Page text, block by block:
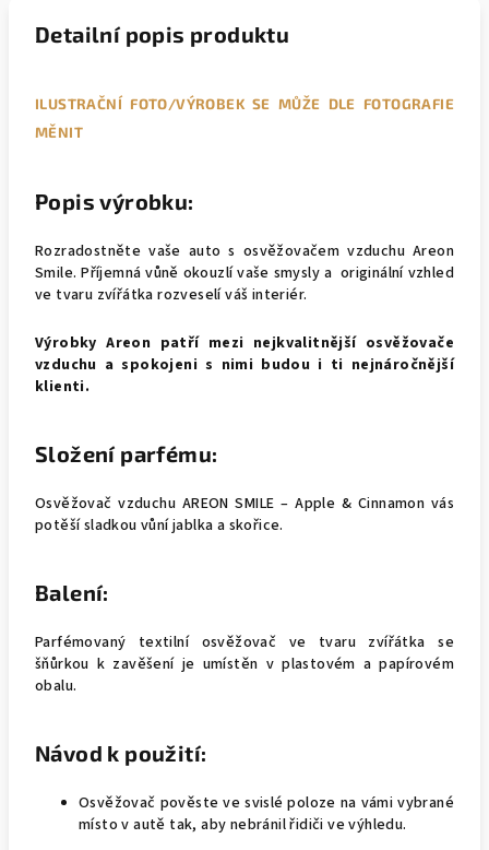
Detailní popis produktu
ILUSTRAČNÍ FOTO/VÝROBEK SE MŮŽE DLE FOTOGRAFIE
MĚNIT
Popis výrobku:
Rozradostněte vaše auto s osvěžovačem vzduchu Areon
Smile. Příjemná vůně okouzlí vaše smysly a originální vzhled
ve tvaru zvířátka rozveselí váš interiér.
Výrobky Areon patří mezi nejkvalitnější osvěžovače
vzduchu a spokojeni s nimi budou i ti nejnáročnější
klienti.
Složení parfému:
Osvěžovač vzduchu AREON SMILE – Apple & Cinnamon vás
potěší sladkou vůní jablka a skořice.
Balení:
Parfémovaný textilní osvěžovač ve tvaru zvířátka se
šňůrkou k zavěšení je umístěn v plastovém a papírovém
obalu.
Návod k použití:
Osvěžovač pověste ve svislé poloze na vámi vybrané
místo v autě tak, aby nebránil řidiči ve výhledu.